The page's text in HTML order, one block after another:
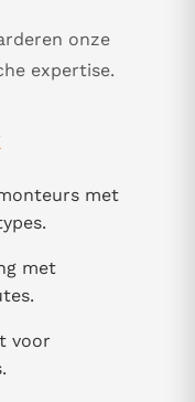
onze
expertise.
met
met
voor